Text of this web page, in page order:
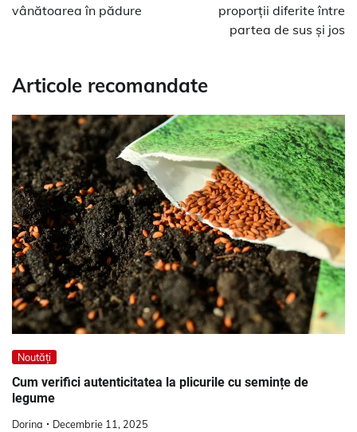
articole
vânătoarea în pădure
proporții diferite între
partea de sus și jos
Articole recomandate
Noutăți
Cum verifici autenticitatea la plicurile cu semințe de
legume
Dorina Decembrie 11, 2025